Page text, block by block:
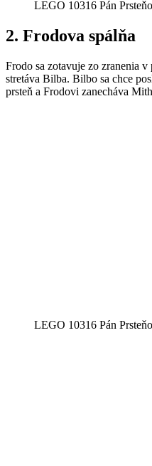
LEGO 10316 Pán
2. Frodova spálňa
Frodo sa zotavuje zo zranenia
stretáva Bilba. Bilbo sa chce
prsteň a Frodovi zanecháva
LEGO 10316 Pán